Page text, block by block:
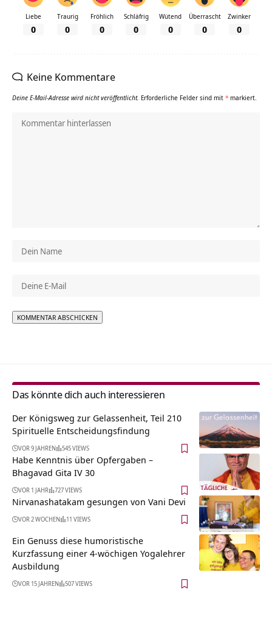
Liebe
0
Traurig
0
Fröhlich
0
Schläfrig
0
Wütend
0
Überrascht
0
Zwinker
0
Keine Kommentare
Deine E-Mail-Adresse wird nicht veröffentlicht. Erforderliche Felder sind mit * markiert.
Das könnte dich auch interessieren
Der Königsweg zur Gelassenheit, Teil 210
Spirituelle Entscheidungsfindung
VOR 9 JAHREN 545 VIEWS
Habe Kenntnis über Opfergaben –
Bhagavad Gita IV 30
VOR 1 JAHR 727 VIEWS
Nirvanashatakam gesungen von Vani Devi
VOR 2 WOCHEN 11 VIEWS
Ein Genuss diese humoristische
Kurzfassung einer 4-wöchigen Yogalehrer
Ausbildung
VOR 15 JAHREN 507 VIEWS